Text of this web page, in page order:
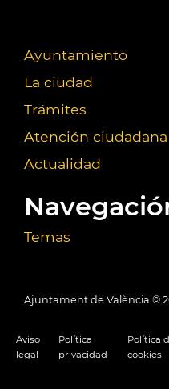
Ayuntamiento
La ciudad
Trámites
Atención ciudadana
Actualidad
Temas
Ajuntament de València ©
Aviso
legal
Política
privacidad
Política
cookies